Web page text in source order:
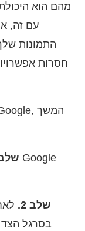
מהם הוא
עם זה,
התמונות
חסרות
שלב
שלב 2.
בסרגל